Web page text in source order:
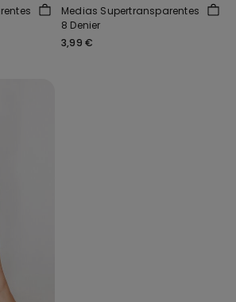
Medias Supertransparentes
8 Denier
3,99 €